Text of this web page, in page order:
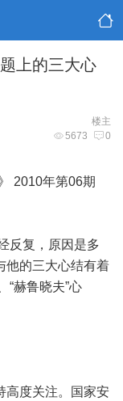
上的三大心
楼主
5673 0
2010年第06期
反复，原因是多
他的三大心结有着
“赫鲁晓夫”心
度关注。国家安